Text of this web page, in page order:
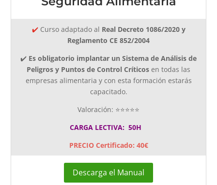
✔️Curso adaptado al Real Decreto 1086/2020 y
Reglamento CE 852/2004
✔️ Es obligatorio implantar un Sistema de Análisis de
Peligros y Puntos de Control Críticos en todas las
empresas alimentaria y con esta formación estarás
capacitado.
Valoración: ⭐⭐⭐⭐⭐
CARGA LECTIVA: 50H
PRECIO Certificado: 40€
Descarga el Manual